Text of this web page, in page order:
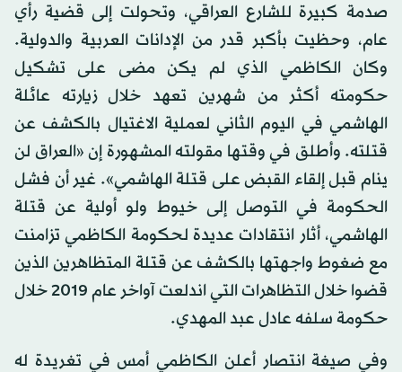
صدمة كبيرة للشارع العراقي، وتحولت إلى قضية رأي
عام، وحظيت بأكبر قدر من الإدانات العربية والدولية.
وكان الكاظمي الذي لم يكن مضى على تشكيل
حكومته أكثر من شهرين تعهد خلال زيارته عائلة
الهاشمي في اليوم الثاني لعملية الاغتيال بالكشف عن
قتلته. وأطلق في وقتها مقولته المشهورة إن «العراق لن
ينام قبل إلقاء القبض على قتلة الهاشمي». غير أن فشل
الحكومة في التوصل إلى خيوط ولو أولية عن قتلة
الهاشمي، أثار انتقادات عديدة لحكومة الكاظمي تزامنت
مع ضغوط واجهتها بالكشف عن قتلة المتظاهرين الذين
قضوا خلال التظاهرات التي اندلعت آواخر عام 2019 خلال
حكومة سلفه عادل عبد المهدي.
وفي صيغة انتصار أعلن الكاظمي أمس في تغريدة له